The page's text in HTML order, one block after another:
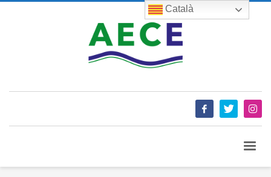
Català